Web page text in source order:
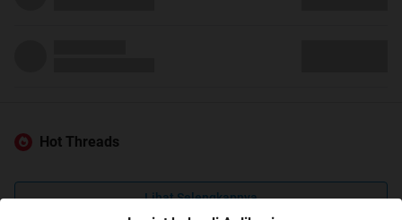
Hot Threads
Lihat Selengkapnya